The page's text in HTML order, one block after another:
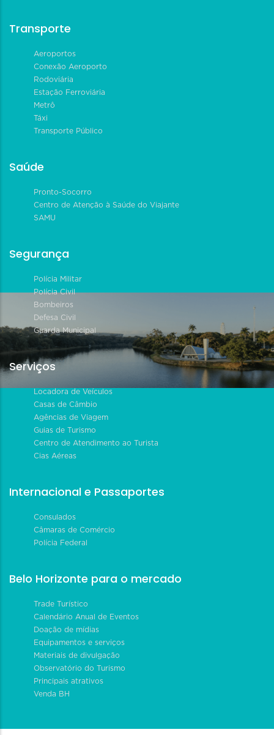
Transporte
Aeroportos
Conexão Aeroporto
Rodoviária
Estação Ferroviária
Metrô
Táxi
Transporte Público
Saúde
Pronto-Socorro
Centro de Atenção à Saúde do Viajante
SAMU
Segurança
Polícia Militar
Polícia Civil
Bombeiros
Defesa Civil
Guarda Municipal
Serviços
Locadora de Veículos
Casas de Câmbio
Agências de Viagem
Guias de Turismo
Centro de Atendimento ao Turista
Cias Aéreas
Internacional e Passaportes
Consulados
Câmaras de Comércio
Polícia Federal
Belo Horizonte para o mercado
Trade Turístico
Calendário Anual de Eventos
Doação de mídias
Equipamentos e serviços
Materiais de divulgação
Observatório do Turismo
Principais atrativos
Venda BH